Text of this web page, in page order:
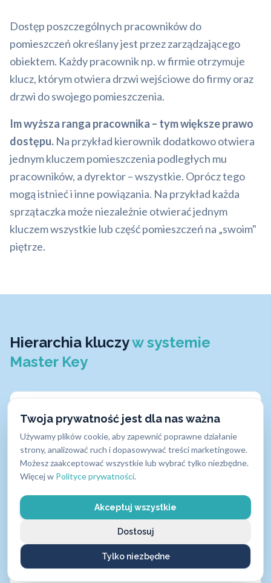
Twoja prywatność jest dla nas ważna
Używamy plików cookie, aby zapewnić poprawne działanie
strony, analizować ruch i dopasowywać treści marketingowe.
Możesz zaakceptować wszystkie lub wybrać tylko niezbędne.
Więcej w Polityce prywatności.
Akceptuj wszystkie
Tylko niezbędne
Dostosuj
Dostęp poszczególnych pracowników do
pomieszczeń określany jest przez zarządzającego
obiektem. Każdy pracownik np. w firmie otrzymuje
klucz, którym otwiera drzwi wejściowe do firmy oraz
drzwi do swojego pomieszczenia.
Im wyższa ranga pracownika – tym większe prawo
dostępu. Na przykład kierownik dodatkowo otwiera
jednym kluczem pomieszczenia podległych mu
pracowników, a dyrektor – wszystkie. Oprócz tego
mogą istnieć i inne powiązania. Na przykład każda
sprzątaczka może niezależnie otwierać jednym
kluczem wszystkie lub część pomieszczeń na „swoim"
piętrze.
Hierarchia kluczyw systemie
Master Key
Klucz indywidualny
Otwiera jedne, indywidualnie przypisane mu drzwi.
Taki klucz posiada każdy lokator lub pracownik.
Klucz grupowy